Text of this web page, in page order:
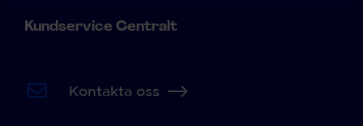
Kundservice Centralt
Kontakta oss